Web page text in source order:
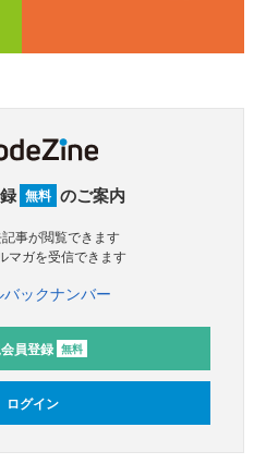
無料 のご案内
記事が閲覧できます
マガを受信できます
バックナンバー
員登録 無料
ログイン